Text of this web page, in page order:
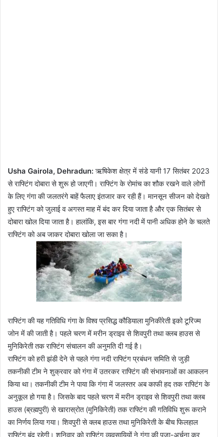
Usha Gairola, Dehradun:ऋषिकेश क्षेत्र में संडे यानी 17 सितंबर 2023
से राफ्टिंग दोबारा से शुरू हो जाएगी। राफ्टिंग के रोमांच का शौक रखने वाले लोगों
के लिए गंगा की जलतरंगे बाहें फैलाए इंतजार कर रही हैं। मानसून सीजन को देखते
हुए राफ्टिंग को जुलाई व अगस्त माह में बंद कर दिया जाता है और एक सितंबर से
दोबारा खोल दिया जाता है। हालांकि, इस बार गंगा नदी में पानी अधिक होने के चलते
राफ्टिंग को अब जाकर दोबारा खोला जा सका है।
राफ्टिंग की यह गतिविधि गंगा के विश्व प्रसिद्ध कौडियाला मुनिकीरेती इको टूरिज्म
जोन में की जाती है। पहले चरण में मरीन ड्राइव से शिवपुरी तथा क्लब हाउस से
मुनिकिरेती तक राफ्टिंग संचालन की अनुमति दी गई है।
राफ्टिंग को हरी झंडी देने से पहले गंगा नदी राफ्टिंग प्रबंधन समिति से जुड़ी
तकनीकी टीम ने शुक्रवार को गंगा में उतरकर राफ्टिंग की संभावनाओं का आकलन
किया था। तकनीकी टीम ने पाया कि गंगा में जलस्तर अब काफी हद तक राफ्टिंग के
अनुकूल हो गया है। जिसके बाद पहले चरण में मरीन ड्राइव से शिवपुरी तथा क्लब
हाउस (ब्रह्मपुरी) से खारास्रोत (मुनिकिरेती) तक राफ्टिंग की गतिविधि शुरू कराने
का निर्णय लिया गया। शिवपुरी से क्लब हाउस तथा मुनिकिरेती के बीच फिलहाल
राफ्टिंग बंद रहेगी। शनिवार को राफ्टिंग व्यवसायियों ने गंगा की पूजा-अर्चना कर